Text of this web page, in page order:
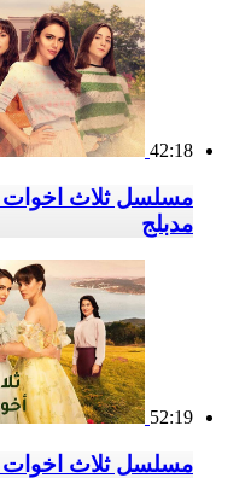
42:18
مدبلج
52:19